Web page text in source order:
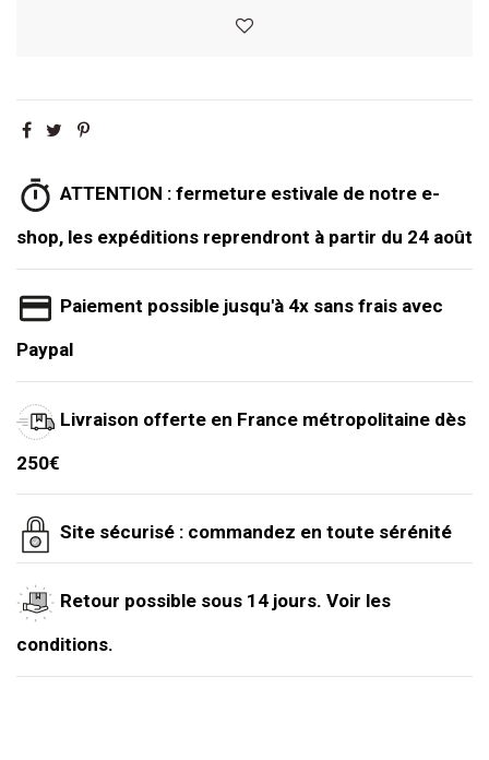
ATTENTION : fermeture estivale de notre e-
shop, les expéditions reprendront à partir du 24 août
Paiement possible jusqu'à 4x sans frais avec
Paypal
Livraison offerte en France métropolitaine dès
250€
Site sécurisé : commandez en toute sérénité
Retour possible sous 14 jours. Voir les
conditions.